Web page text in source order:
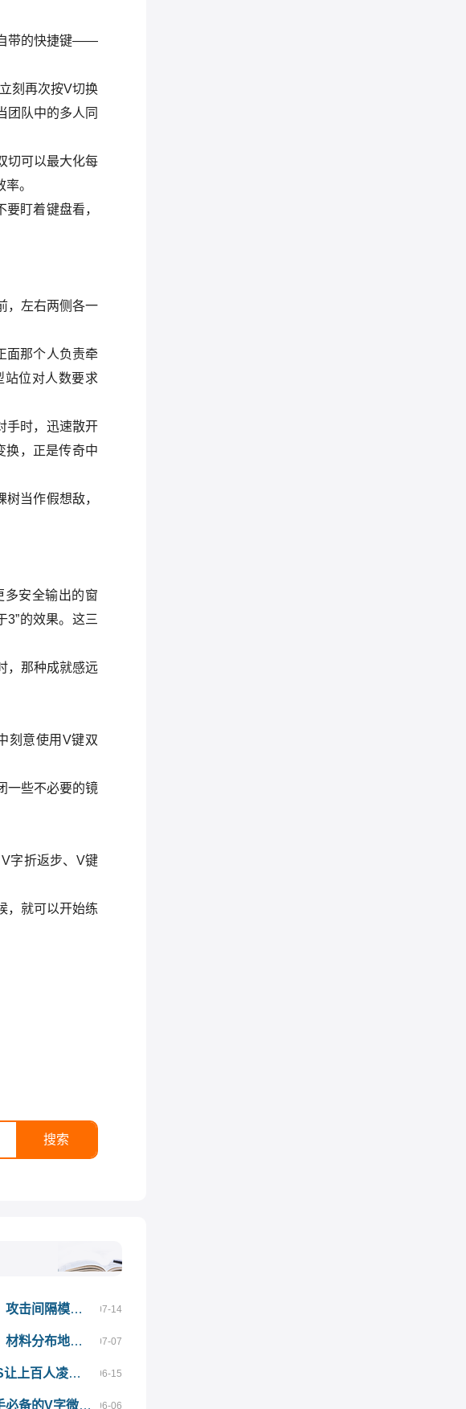
自带的快捷键——
刻再次按V切换
团队中的多人同
切可以最大化每
。
盯着键盘看，
，左右两侧各一
面那个人负责牵
站位对人数要求
手时，迅速散开
换，正是传奇中
当作假想敌，
多安全输出的窗
3”的效果。这三
，那种成就感远
刻意使用V键双
一些不必要的镜
字折返步、V键
，就可以开始练
超变传奇私服挂机不断线秘诀：攻击间隔模拟真人操作设置详解 07-14
超变神龙版本圣器觉醒全攻略：材料分布地图与困难度评级一目了然 07-07
超变传奇的疯狂夜：一只BOSS让上百人凌晨三点在土城集结 06-15
装备再好也不如手稳：传奇高手必备的V字微操三连，你练到第几个？ 06-06